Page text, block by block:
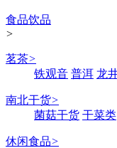
食品饮品
>
茗茶>
铁观音 普洱 龙
南北干货>
菌菇干货 干菜类
休闲食品>